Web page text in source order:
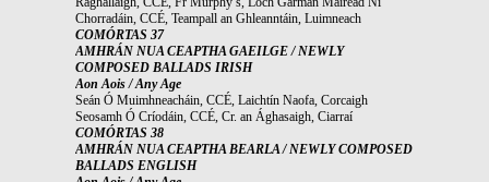
Chorradáin, CCÉ, Teampall an Ghleanntáin, Luimneach
COMÓRTAS 37
AMHRÁN NUA CEAPTHA GAEILGE / NEWLY
COMPOSED BALLADS IRISH
Aon Aois / Any Age
Seán Ó Muimhneacháin, CCÉ, Laichtín Naofa, Corcaigh
Seosamh Ó Críodáin, CCÉ, Cr. an Ághasaigh, Ciarraí
COMÓRTAS 38
AMHRÁN NUA CEAPTHA BEARLA / NEWLY COMPOSED
BALLADS ENGLISH